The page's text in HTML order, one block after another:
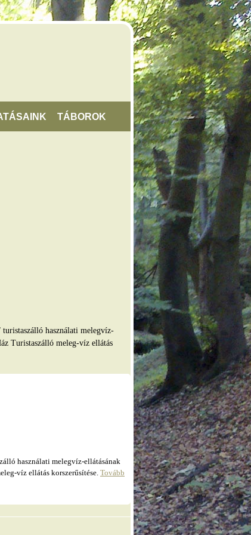
TÁBOROK
használati melegvíz-
Turistaszálló meleg-víz ellátás
használati melegvíz-ellátásának
víz ellátás korszerűsítése. Tovább